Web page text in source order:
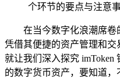
个环节的要点与注意
在当今数字化浪潮席卷
凭借其便捷的资产管理和交
就让我们深入探究
的数字货币资产，要知道